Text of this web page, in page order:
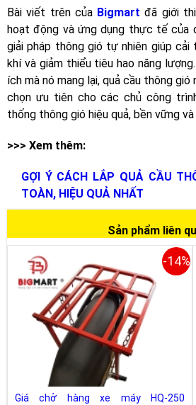
Bài viết trên của Bigmart đã giới
hoạt động và ứng dụng thực tế của
giải pháp thông gió tự nhiên giúp
khí và giảm thiểu tiêu hao năng
ích mà nó mang lại, quả cầu thông
chọn ưu tiên cho các chủ công
thống thông gió hiệu quả, bền vững
>>> Xem thêm:
GỢI Ý CÁCH LẮP QUẢ CẦU
TOÀN, HIỆU QUẢ NHẤT
Sản phẩm liên
-14%
Giá chở hàng xe máy HQ-250